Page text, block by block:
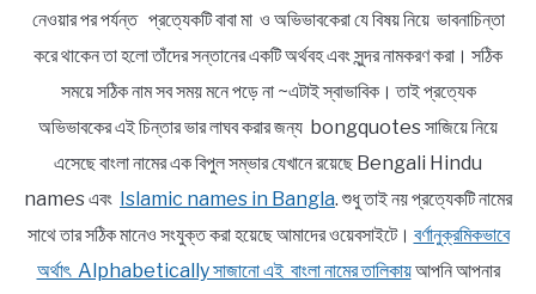
নেওয়ার পর পর্যন্ত প্রত্যেকটি বাবা মা ও অভিভাবকেরা যে বিষয় নিয়ে ভাবনাচিন্তা
করে থাকেন তা হলো তাঁদের সন্তানের একটি অর্থবহ এবং সুন্দর নামকরণ করা। সঠিক
সময়ে সঠিক নাম সব সময় মনে পড়ে না ~এটাই স্বাভাবিক। তাই প্রত্যেক
অভিভাবকের এই চিন্তার ভার লাঘব করার জন্য bongquotes সাজিয়ে নিয়ে
এসেছে বাংলা নামের এক বিপুল সম্ভার যেখানে রয়েছে Bengali Hindu
names এবং Islamic names in Bangla. শুধু তাই নয় প্রত্যেকটি নামের
সাথে তার সঠিক মানেও সংযুক্ত করা হয়েছে আমাদের ওয়েবসাইটে। বর্ণানুক্রমিকভাবে
অর্থাৎ Alphabetically সাজানো এই বাংলা নামের তালিকায়আপনি আপনার